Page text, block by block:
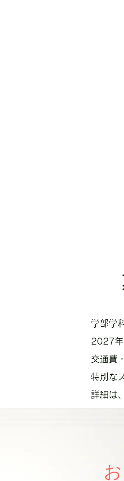
学部学
2027年
交通費
特別な
詳細は